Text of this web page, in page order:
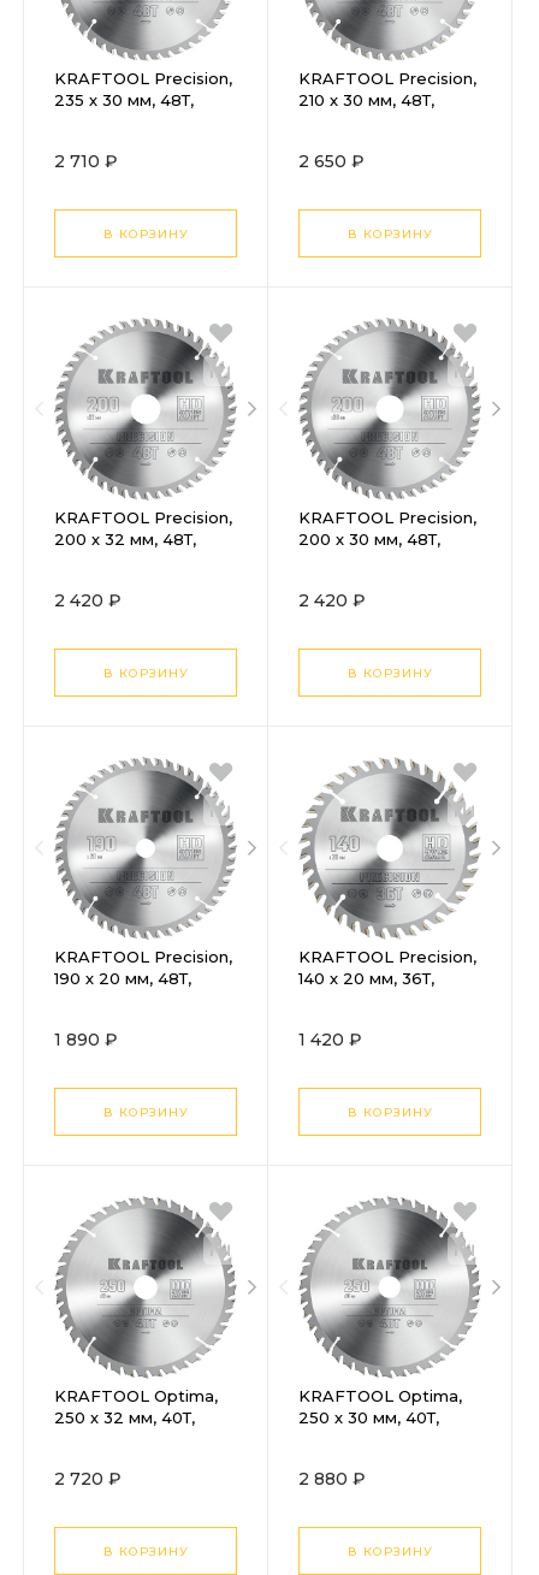
KRAFTOOL Precision,
235 х 30 мм, 48Т,
30)
2 710 ₽
В КОРЗИНУ
KRAFTOOL Precision,
210 х 30 мм, 48Т,
30)
2 650 ₽
В КОРЗИНУ
KRAFTOOL Precision,
200 х 32 мм, 48Т,
32)
2 420 ₽
В КОРЗИНУ
KRAFTOOL Precision,
200 х 30 мм, 48Т,
30)
2 420 ₽
В КОРЗИНУ
KRAFTOOL Precision,
190 х 20 мм, 48Т,
20)
1 890 ₽
В КОРЗИНУ
KRAFTOOL Precision,
140 х 20 мм, 36Т,
20)
1 420 ₽
В КОРЗИНУ
KRAFTOOL Optima,
250 х 32 мм, 40Т,
32)
2 720 ₽
В КОРЗИНУ
KRAFTOOL Optima,
250 х 30 мм, 40Т,
30)
2 880 ₽
В КОРЗИНУ